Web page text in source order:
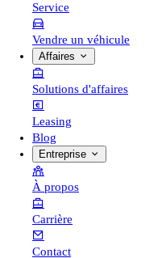
Service
Vendre un véhicule
Affaires
Solutions d'affaires
Leasing
Blog
Entreprise
À propos
Carrière
Contact